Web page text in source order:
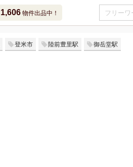
1,606物件出品中！
登米市 陸前豊里駅 御岳堂駅